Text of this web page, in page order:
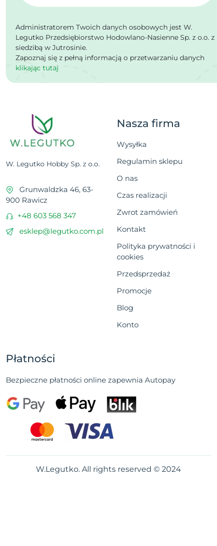
Administratorem Twoich danych osobowych jest W.
Legutko Przedsiębiorstwo Hodowlano-Nasienne Sp. z o.o. z
siedzibą w Jutrosinie.
Zapoznaj się z pełną informacją o przetwarzaniu danych
klikając tutaj
W. Legutko Hobby Sp. z o.o.
Grunwaldzka 46, 63-
900 Rawicz
+48 603 568 347
esklep@legutko.com.pl
Nasza firma
Wysyłka
Regulamin sklepu
O nas
Czas realizacji
Zwrot zamówień
Kontakt
Polityka prywatności i
cookies
Przedsprzedaż
Promocje
Blog
Konto
Płatności
Bezpieczne płatności online zapewnia Autopay
W.Legutko. All rights reserved © 2024